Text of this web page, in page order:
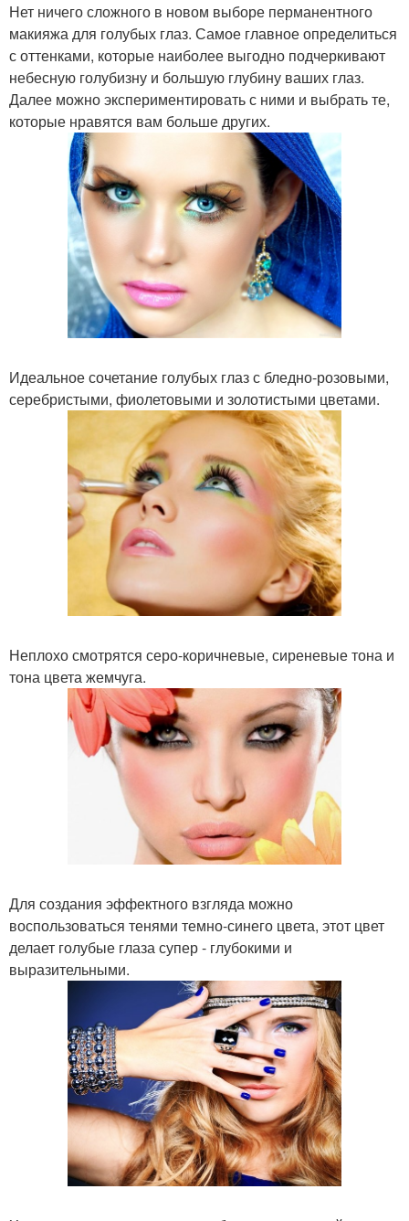
Нет ничего сложного в новом выборе перманентного
макияжа для голубых глаз. Самое главное определиться
с оттенками, которые наиболее выгодно подчеркивают
небесную голубизну и большую глубину ваших глаз.
Далее можно экспериментировать с ними и выбрать те,
которые нравятся вам больше других.
Идеальное сочетание голубых глаз с бледно-розовыми,
серебристыми, фиолетовыми и золотистыми цветами.
Неплохо смотрятся серо-коричневые, сиреневые тона и
тона цвета жемчуга.
Для создания эффектного взгляда можно
воспользоваться тенями темно-синего цвета, этот цвет
делает голубые глаза супер - глубокими и
выразительными.